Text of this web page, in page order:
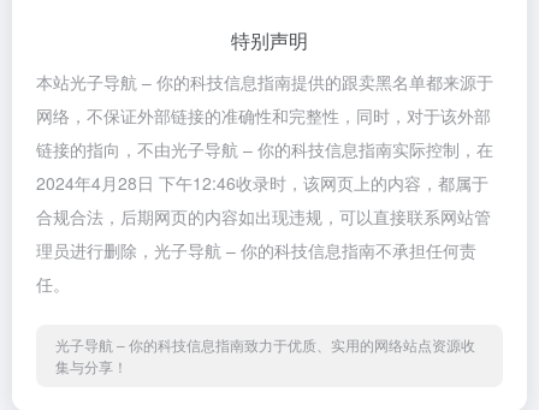
特别声明
本站光子导航 – 你的科技信息指南提供的跟卖黑名单都来源于
网络，不保证外部链接的准确性和完整性，同时，对于该外部
链接的指向，不由光子导航 – 你的科技信息指南实际控制，在
2024年4月28日 下午12:46收录时，该网页上的内容，都属于
合规合法，后期网页的内容如出现违规，可以直接联系网站管
理员进行删除，光子导航 – 你的科技信息指南不承担任何责
任。
光子导航 – 你的科技信息指南致力于优质、实用的网络站点资源收
集与分享！